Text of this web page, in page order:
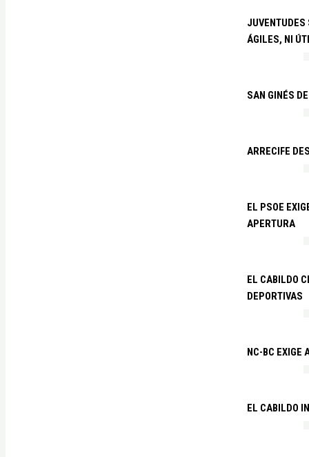
JUVENTUDES
ÁGILES, NI
SAN GINÉS
ARRECIFE
EL PSOE
APERTURA
EL CABILDO
DEPORTIVAS
NC-BC EXIGE
EL CABILDO